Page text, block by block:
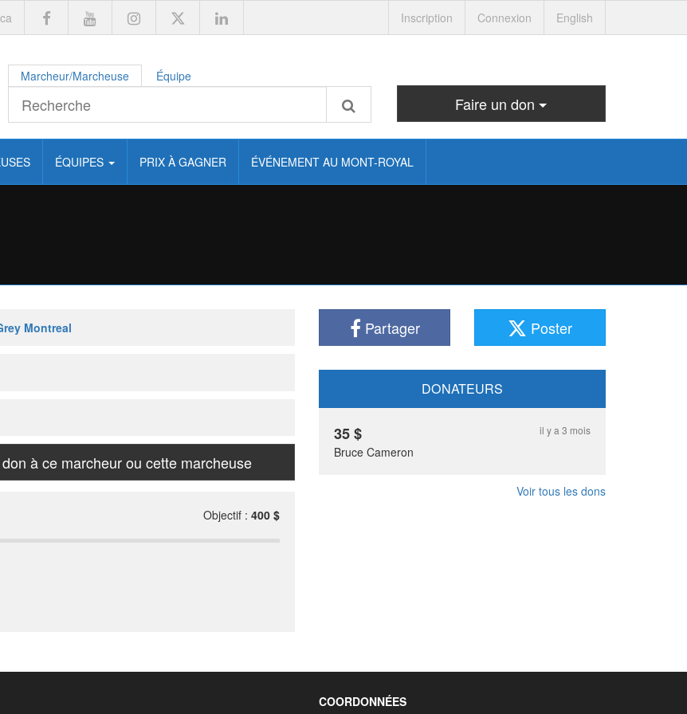
Inscription Connexion English
Marcheur/Marcheuse Équipe
Faire un don
ÉQUIPES PRIX À GAGNER ÉVÉNEMENT AU MONT-ROYAL
Montreal
à ce marcheur ou cette marcheuse
Objectif : 400 $
Partager Poster
DONATEURS
il y a 3 mois
35$
Bruce Cameron
Voir tous les dons
COORDONNÉES